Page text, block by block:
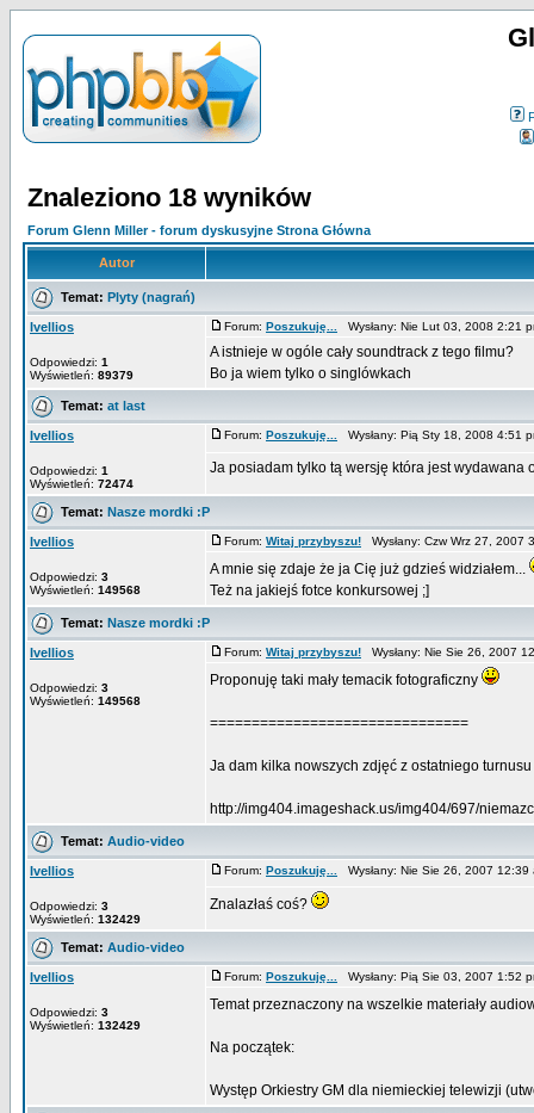
Znaleziono 18 wyników
Forum Glenn Miller - forum dyskusyjne Strona Główna
Autor
Temat: Plyty (nagrań)
Ivellios
Odpowiedzi: 1
Wyświetleń: 89379
Forum: Poszukuję... Wysłany: Nie Lut 03, 2008 2:21
A istnieje w ogóle cały soundtrack z tego filmu?
Bo ja wiem tylko o singlówkach
Temat: at last
Ivellios
Odpowiedzi: 1
Wyświetleń: 72474
Forum: Poszukuję... Wysłany: Pią Sty 18, 2008 4:51
Ja posiadam tylko tą wersję która jest wydawana
Temat: Nasze mordki :P
Ivellios
Odpowiedzi: 3
Wyświetleń: 149568
Forum: Witaj przybyszu! Wysłany: Czw Wrz 27,
A mnie się zdaje że ja Cię już gdzieś widziałem...
Też na jakiejś fotce konkursowej ;]
Temat: Nasze mordki :P
Ivellios
Odpowiedzi: 3
Wyświetleń: 149568
Forum: Witaj przybyszu! Wysłany: Nie Sie 26, 2007
Proponuję taki mały temacik fotograficzny
===============================
Ja dam kilka nowszych zdjęć z ostatniego
http://img404.imageshack.us/img404/697/
Temat: Audio-video
Ivellios
Odpowiedzi: 3
Wyświetleń: 132429
Forum: Poszukuję... Wysłany: Nie Sie 26, 2007
Znalazłaś coś?
Temat: Audio-video
Ivellios
Odpowiedzi: 3
Wyświetleń: 132429
Forum: Poszukuję... Wysłany: Pią Sie 03, 2007 1:52
Temat przeznaczony na wszelkie materiały
Na początek:
Występ Orkiestry GM dla niemieckiej telewizji